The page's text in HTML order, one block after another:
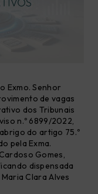
Exmo. Senhor
de vagas
dos Tribunais
n.º 6899/2022,
do artigo 75.º
pela Exma.
Gomes,
dispensada
Clara Alves